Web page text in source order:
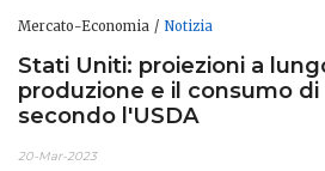
Mercato-Economia Notizia
Stati Uniti: proiezioni a
produzione e il consumo di
secondo l'USDA
20-Mar-2023